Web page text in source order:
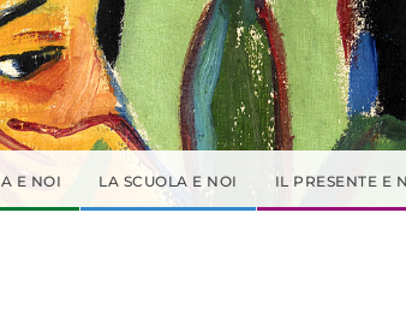
E NOI LA SCUOLA E NOI IL PRESENTE E